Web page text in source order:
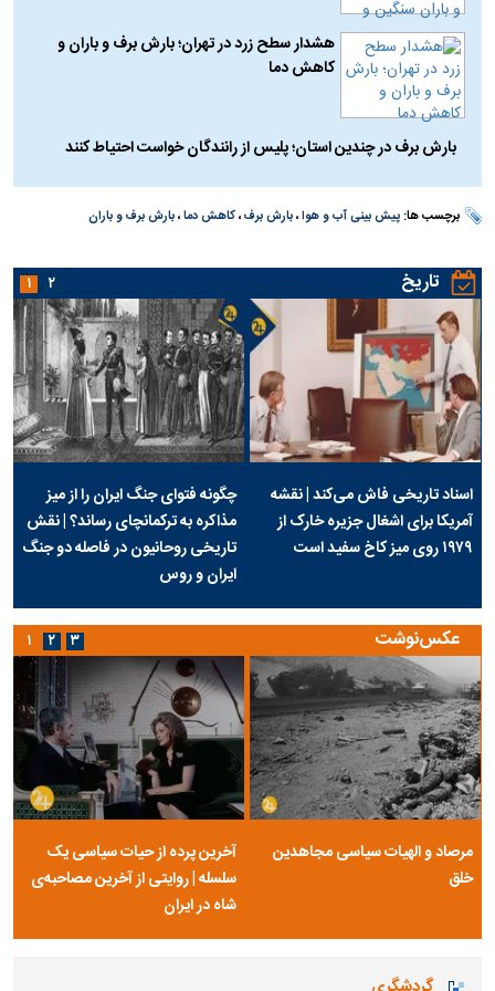
هشدار سطح زرد در تهران؛ بارش برف و باران و
کاهش دما
بارش برف در چندین استان؛ پلیس از رانندگان خواست احتیاط کنند
برچسب ها:پیش بینی آب و هوا،بارش برف،کاهش دما،بارش برف و باران
تاریخ
اسناد تاریخی فاش می‌کند | نقشه
آمریکا برای اشغال جزیره خارک از
۱۹۷۹ روی میز کاخ سفید است
چگونه فتوای جنگ ایران را از میز
مذاکره به ترکمانچای رساند؟ | نقش
تاریخی روحانیون در فاصله دو جنگ
ایران و روس
۱ ۲
عکس‌نوشت
مرصاد و الهیات سیاسی مجاهدین
خلق
آخرین پرده از حیات سیاسی یک
سلسله | روایتی از آخرین مصاحبه‌ی
شاه در ایران
۱ ۲ ۳